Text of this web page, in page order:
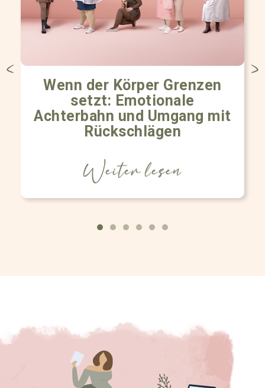
Wenn der Körper Grenzen
setzt: Emotionale
Achterbahn und Umgang mit
Rückschlägen
Weiter lesen